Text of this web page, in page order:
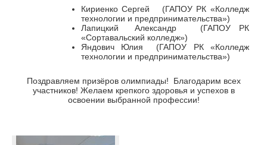
Кириенко Сергей (ГАПОУ РК «Колледж
технологии и предпринимательства»)
Лапицкий Александр (ГАПОУ РК
«Сортавальский колледж»)
Яндович Юлия (ГАПОУ РК «Колледж
технологии и предпринимательства»)
Поздравляем призёров олимпиады! Благодарим всех
участников! Желаем крепкого здоровья и успехов в
освоении выбранной профессии!